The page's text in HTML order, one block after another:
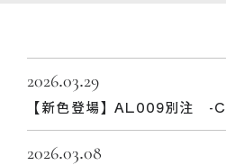
2026.03.29
【新色登場】AL009別注 -
2026.03.08